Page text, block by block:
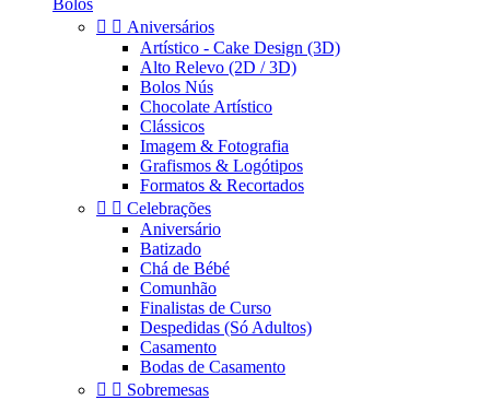
Bolos
  Aniversários
Artístico - Cake Design (3D)
Alto Relevo (2D / 3D)
Bolos Nús
Chocolate Artístico
Clássicos
Imagem & Fotografia
Grafismos & Logótipos
Formatos & Recortados
  Celebrações
Aniversário
Batizado
Chá de Bébé
Comunhão
Finalistas de Curso
Despedidas (Só Adultos)
Casamento
Bodas de Casamento
  Sobremesas